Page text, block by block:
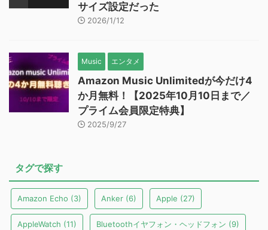
サイズ設定だった
2026/1/12
Music エンタメ
Amazon Music Unlimitedが今だけ4
か月無料！【2025年10月10日まで／
プライム会員限定特典】
2025/9/27
タグで探す
Amazon Echo (3) Anker (6) Apple (27)
AppleWatch (11) Bluetoothイヤフォン・ヘッドフォン (9)